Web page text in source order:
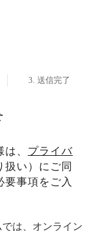
送信完了
、 プライバ
扱い）にご同
要事項をご入
は、オンライン